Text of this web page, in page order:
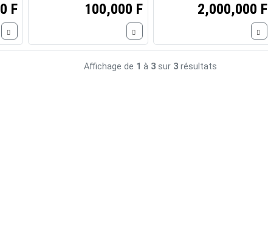
F 100,000 F 2,000,000 F
Affichage de 1 à 3 sur 3 résultats